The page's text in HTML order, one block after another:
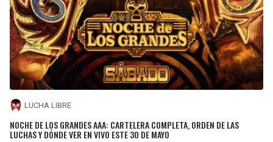
LUCHA LIBRE
NOCHE DE LOS GRANDES AAA: CARTELERA COMPLETA, ORDEN DE LAS
LUCHAS Y DÓNDE VER EN VIVO ESTE 30 DE MAYO